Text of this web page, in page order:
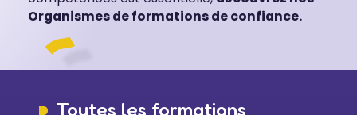
Organismes de formations de confiance.
Toutes les formations